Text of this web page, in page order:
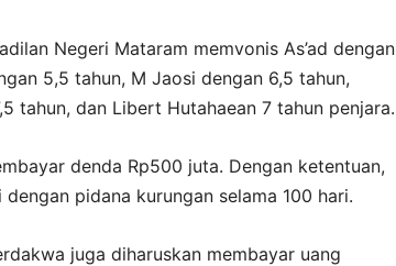
Negeri Mataram memvonis As’ad dengan
5,5 tahun, M Jaosi dengan 6,5 tahun,
tahun, dan Libert Hutahaean 7 tahun penjara.
denda Rp500 juta. Dengan ketentuan,
pidana kurungan selama 100 hari.
juga diharuskan membayar uang